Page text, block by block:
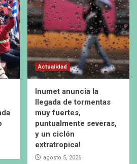
Actualidad
Inumet anuncia la
llegada de tormentas
muy fuertes,
puntualmente severas,
y un ciclón
extratropical
agosto 5, 2026